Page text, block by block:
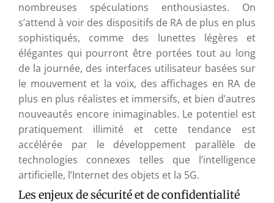
nombreuses spéculations enthousiastes. On
s’attend à voir des dispositifs de RA de plus en plus
sophistiqués, comme des lunettes légères et
élégantes qui pourront être portées tout au long
de la journée, des interfaces utilisateur basées sur
le mouvement et la voix, des affichages en RA de
plus en plus réalistes et immersifs, et bien d’autres
nouveautés encore inimaginables. Le potentiel est
pratiquement illimité et cette tendance est
accélérée par le développement parallèle de
technologies connexes telles que l’intelligence
artificielle, l’Internet des objets et la 5G.
Les enjeux de sécurité et de confidentialité